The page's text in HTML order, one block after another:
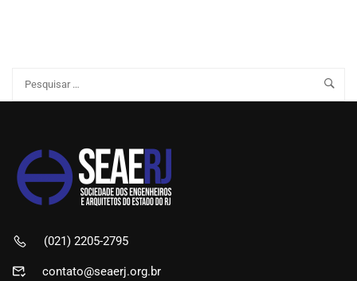
(021) 2205-2795
contato@seaerj.org.br